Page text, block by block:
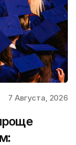
7 Августа, 2026